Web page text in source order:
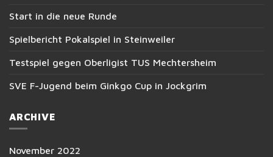
Start in die neue Runde
Spielbericht Pokalspiel in Steinweiler
Testspiel gegen Oberligist TUS Mechtersheim
SVE F-Jugend beim Ginkgo Cup in Jockgrim
ARCHIVE
November 2022